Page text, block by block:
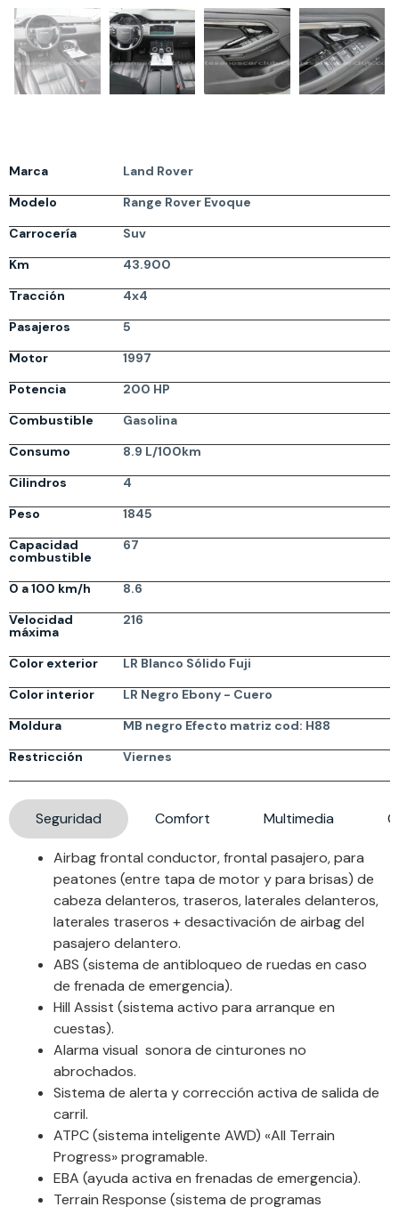
Marca
Land Rover
Modelo
Range Rover Evoque
Carrocería
Suv
Km
43.900
Tracción
4x4
Pasajeros
5
Motor
1997
Potencia
200 HP
Combustible
Gasolina
Consumo
8.9 L/100km
Cilindros
4
Peso
1845
Capacidad
combustible
67
0 a 100 km/h
8.6
Velocidad
máxima
216
Color exterior
LR Blanco Sólido Fuji
Color interior
LR Negro Ebony - Cuero
Moldura
MB negro Efecto matriz cod: H88
Restricción
Viernes
Seguridad Comfort Multimedia
Airbag frontal conductor, frontal pasajero, para
peatones (entre tapa de motor y para brisas) de
cabeza delanteros, traseros, laterales delanteros,
laterales traseros + desactivación de airbag del
pasajero delantero.
ABS (sistema de antibloqueo de ruedas en caso
de frenada de emergencia).
Hill Assist (sistema activo para arranque en
cuestas).
Alarma visual sonora de cinturones no
abrochados.
Sistema de alerta y corrección activa de salida de
carril.
ATPC (sistema inteligente AWD) «All Terrain
Progress» programable.
EBA (ayuda activa en frenadas de emergencia).
Terrain Response (sistema de programas